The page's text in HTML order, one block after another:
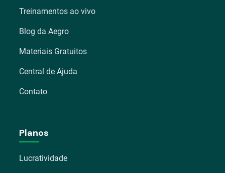
Treinamentos ao vivo
Blog da Aegro
Materiais Gratuitos
Central de Ajuda
Contato
Planos
Lucratividade